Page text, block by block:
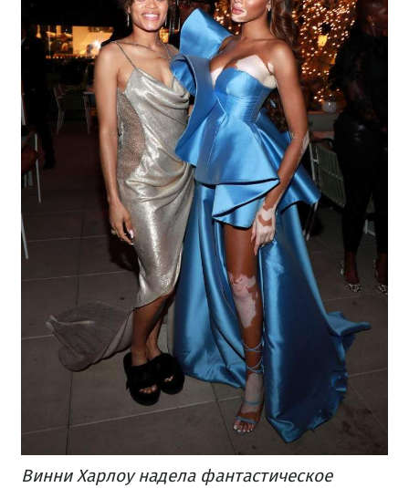
Винни Харлоу надела фантастическое